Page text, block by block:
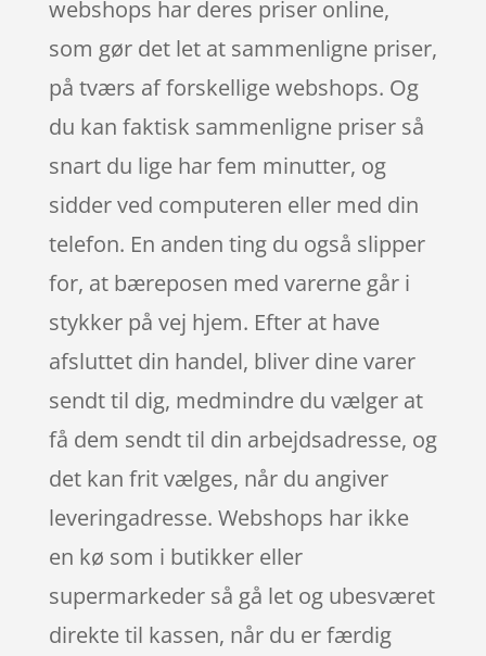
webshops har deres priser online,
som gør det let at sammenligne priser,
på tværs af forskellige webshops. Og
du kan faktisk sammenligne priser så
snart du lige har fem minutter, og
sidder ved computeren eller med din
telefon. En anden ting du også slipper
for, at bæreposen med varerne går i
stykker på vej hjem. Efter at have
afsluttet din handel, bliver dine varer
sendt til dig, medmindre du vælger at
få dem sendt til din arbejdsadresse, og
det kan frit vælges, når du angiver
leveringadresse. Webshops har ikke
en kø som i butikker eller
supermarkeder så gå let og ubesværet
direkte til kassen, når du er færdig